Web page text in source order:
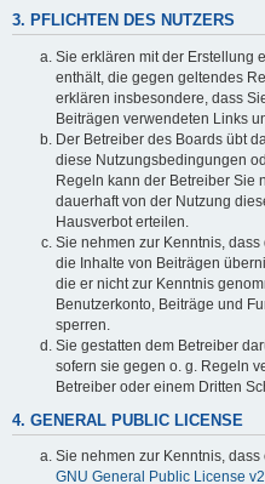
3. PFLICHTEN DES NUTZERS
Sie erklären mit der Erstellung
enthält, die gegen geltendes
erklären insbesondere, dass
Beiträgen verwendeten Links
Der Betreiber des Boards übt
diese Nutzungsbedingungen
Regeln kann der Betreiber Sie
dauerhaft von der Nutzung
Hausverbot erteilen.
Sie nehmen zur Kenntnis,
die Inhalte von Beiträgen
die er nicht zur Kenntnis
Benutzerkonto, Beiträge und
sperren.
Sie gestatten dem Betreiber
sofern sie gegen o. g. Regeln
Betreiber oder einem Dritten
4. GENERAL PUBLIC LICENSE
Sie nehmen zur Kenntnis,
GNU General Public License v2